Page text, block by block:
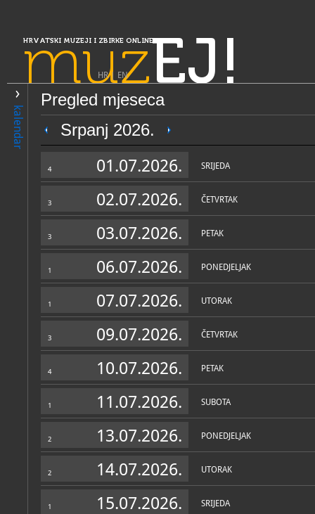
HRVATSKI MUZEJI I ZBIRKE ONLINE
muzEJ!
HR| EN
kalendar
Pregled mjeseca
Srpanj 2026.
4 01.07.2026. SRIJEDA
3 02.07.2026. ČETVRTAK
3 03.07.2026. PETAK
1 06.07.2026. PONEDJELJAK
1 07.07.2026. UTORAK
3 09.07.2026. ČETVRTAK
4 10.07.2026. PETAK
1 11.07.2026. SUBOTA
2 13.07.2026. PONEDJELJAK
2 14.07.2026. UTORAK
1 15.07.2026. SRIJEDA
PRETRAŽIVANJE
Slavonija, Baranja i Srijem
Gradski muzej Nova
OPĆI PODACI
Zbirke